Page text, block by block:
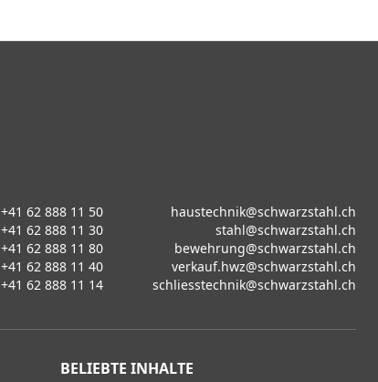
+41 62 888 11 50
haustechnik@schwarzstahl.ch
+41 62 888 11 30
stahl@schwarzstahl.ch
+41 62 888 11 80
bewehrung@schwarzstahl.ch
+41 62 888 11 40
verkauf.hwz@schwarzstahl.ch
+41 62 888 11 14 schliesstechnik@schwarzstahl.ch
BELIEBTE INHALTE